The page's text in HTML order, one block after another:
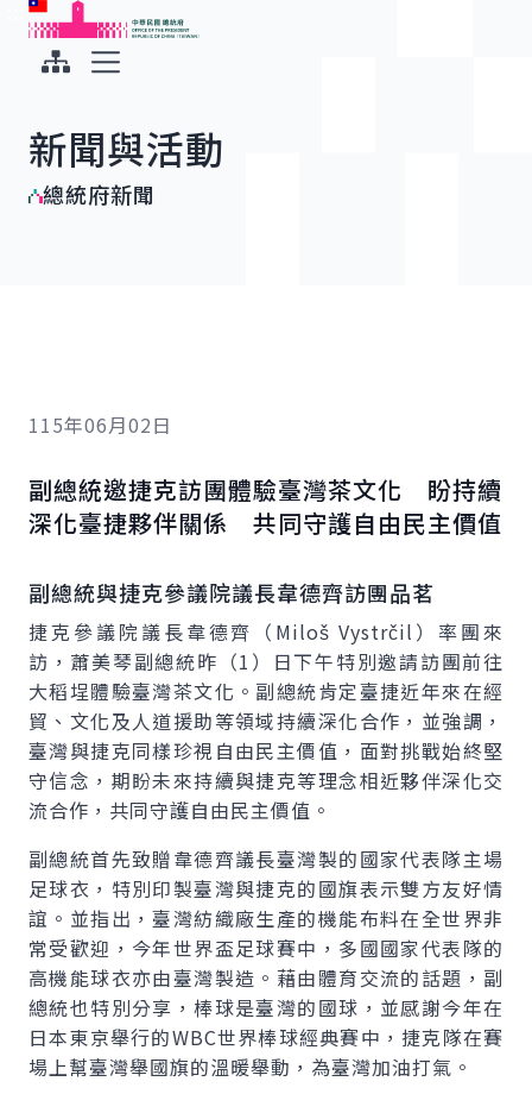
跳到主要內容
中華民國總統府
新聞與活動
總統府新聞
115年06月02日
副總統邀捷克訪團體驗臺灣茶文化 盼持續
深化臺捷夥伴關係 共同守護自由民主價值
副總統與捷克參議院議長韋德齊訪團品茗
捷克參議院議長韋德齊（Miloš Vystrčil）率團來
訪，蕭美琴副總統昨（1）日下午特別邀請訪團前往
大稻埕體驗臺灣茶文化。副總統肯定臺捷近年來在經
貿、文化及人道援助等領域持續深化合作，並強調，
臺灣與捷克同樣珍視自由民主價值，面對挑戰始終堅
守信念，期盼未來持續與捷克等理念相近夥伴深化交
流合作，共同守護自由民主價值。
副總統首先致贈韋德齊議長臺灣製的國家代表隊主場
足球衣，特別印製臺灣與捷克的國旗表示雙方友好情
誼。並指出，臺灣紡織廠生產的機能布料在全世界非
常受歡迎，今年世界盃足球賽中，多國國家代表隊的
高機能球衣亦由臺灣製造。藉由體育交流的話題，副
總統也特別分享，棒球是臺灣的國球，並感謝今年在
日本東京舉行的WBC世界棒球經典賽中，捷克隊在賽
場上幫臺灣舉國旗的溫暖舉動，為臺灣加油打氣。